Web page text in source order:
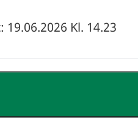
Kl. 14.23